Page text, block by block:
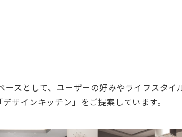
スとして、ユーザーの好みやライフスタイ
ザインキッチン」をご提案しています。